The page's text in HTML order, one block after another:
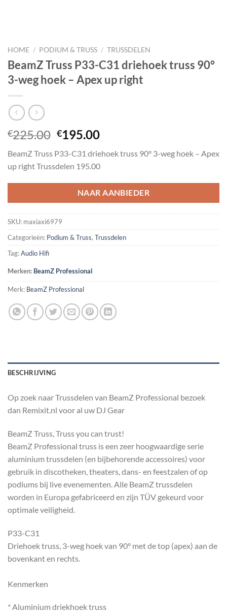
HOME / PODIUM & TRUSS / TRUSSDELEN
BeamZ Truss P33-C31 driehoek truss 90°
3-weg hoek – Apex up right
€225.00 Oorspronkelijke
was:
€225.00.
€195.00Huidige
is:
€195.00.
BeamZ Truss P33-C31 driehoek truss 90° 3-weg hoek – Apex
up right Trussdelen 195.00
NAAR AANBIEDER
SKU: maxiaxi6979
Categorieën: Podium & Truss, Trussdelen
Tag:Audio Hifi
Merken: BeamZ Professional
Merk: BeamZ Professional
BESCHRIJVING
Op zoek naar Trussdelen van BeamZ Professional bezoek
dan Remixit.nl voor al uw DJ Gear
BeamZ Truss, Truss you can trust!
BeamZ Professional truss is een zeer hoogwaardige serie
aluminium trussdelen (en bijbehorende accessoires) voor
gebruik in discotheken, theaters, dans- en feestzalen of op
podiums bij live evenementen. Alle BeamZ trussdelen
worden in Europa gefabriceerd en zijn TÜV gekeurd voor
optimale veiligheid.
P33-C31
Driehoek truss, 3-weg hoek van 90° met de top (apex) aan de
bovenkant en rechts.
Kenmerken
* Aluminium driekhoek truss